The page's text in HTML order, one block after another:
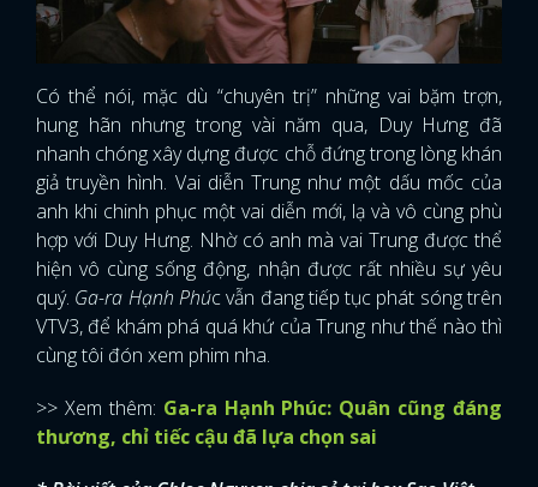
Có thể nói, mặc dù “chuyên trị” những vai bặm trợn,
hung hãn nhưng trong vài năm qua, Duy Hưng đã
nhanh chóng xây dựng được chỗ đứng trong lòng khán
giả truyền hình. Vai diễn Trung như một dấu mốc của
anh khi chinh phục một vai diễn mới, lạ và vô cùng phù
hợp với Duy Hưng. Nhờ có anh mà vai Trung được thể
hiện vô cùng sống động, nhận được rất nhiều sự yêu
quý. Ga-ra Hạnh Phúc vẫn đang tiếp tục phát sóng trên
VTV3, để khám phá quá khứ của Trung như thế nào thì
cùng tôi đón xem phim nha.
>> Xem thêm: Ga-ra Hạnh Phúc: Quân cũng đáng
thương, chỉ tiếc cậu đã lựa chọn sai